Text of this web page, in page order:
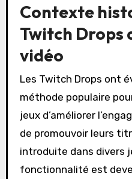
Contexte
Twitch Drops
vidéo
Les Twitch Drops ont
méthode populaire
jeux d’améliorer
de promouvoir leurs
introduite dans divers
fonctionnalité est